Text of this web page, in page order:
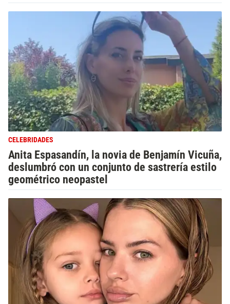
CELEBRIDADES
Anita Espasandín, la novia de Benjamín Vicuña,
deslumbró con un conjunto de sastrería estilo
geométrico neopastel